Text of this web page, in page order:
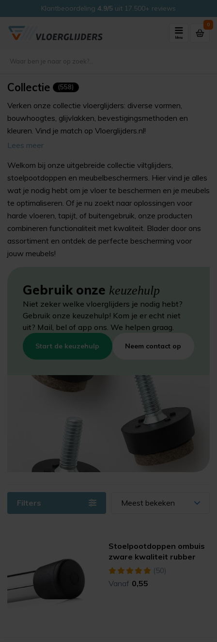
Veilig kopen met onsThuiswinkel Waarborg
Menu
0
Collectie (558)
Verken onze collectie vloerglijders: diverse vormen,
bouwhoogtes, glijvlakken, bevestigingsmethoden en
kleuren. Vind je match op Vloerglijders.nl!
Lees meer
Welkom bij onze uitgebreide collectie viltglijders,
stoelpootdoppen en meubelbeschermers. Hier vind je alles
wat je nodig hebt om je vloer te beschermen en je meubels
te optimaliseren. Of je nu zoekt naar oplossingen voor
harde vloeren, tapijt, of buitengebruik, onze producten
combineren functionaliteit met kwaliteit. Blader door ons
assortiment en ontdek de perfecte bescherming voor
jouw meubels!
Gebruik onze keuzehulp
Niet zeker welke vloerglijders je nodig hebt?
Gebruik onze keuzehulp! Kom je er echt niet
uit? Mail, bel of app ons. We helpen graag.
Start de keuzehulp Neem contact op
Filters Meest bekeken
Stoelpootdoppen ombuis
zware kwaliteit rubber
(50)
Vanaf 0,55